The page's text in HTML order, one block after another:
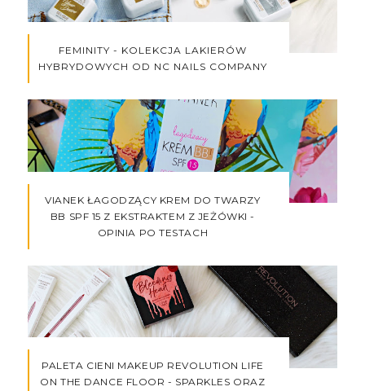
FEMINITY - KOLEKCJA LAKIERÓW
HYBRYDOWYCH OD NC NAILS COMPANY
VIANEK ŁAGODZĄCY KREM DO TWARZY
BB SPF 15 Z EKSTRAKTEM Z JEŻÓWKI -
OPINIA PO TESTACH
PALETA CIENI MAKEUP REVOLUTION LIFE
ON THE DANCE FLOOR - SPARKLES ORAZ